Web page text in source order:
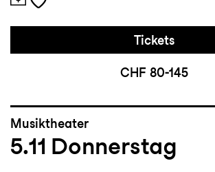
Tickets
CHF 80-145
Musiktheater
5.11 Donnerstag